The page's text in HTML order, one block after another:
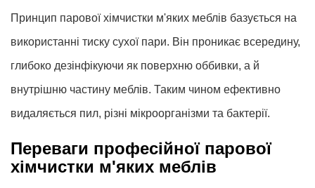
Принцип парової хімчистки м'яких меблів базується на
використанні тиску сухої пари. Він проникає всередину,
глибоко дезінфікуючи як поверхню оббивки, а й
внутрішню частину меблів. Таким чином ефективно
видаляється пил, різні мікроорганізми та бактерії.
Переваги професійної парової
хімчистки м'яких меблів